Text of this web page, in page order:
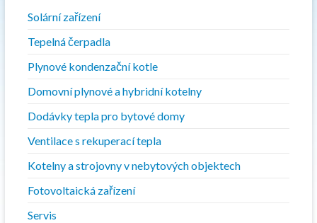
Solární zařízení
Tepelná čerpadla
Plynové kondenzační kotle
Domovní plynové a hybridní kotelny
Dodávky tepla pro bytové domy
Ventilace s rekuperací tepla
Kotelny a strojovny v nebytových objektech
Fotovoltaická zařízení
Servis